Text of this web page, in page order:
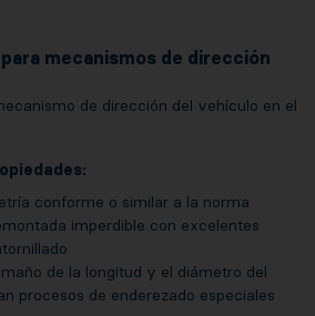
mecanismos de dirección
de dirección del vehículo en el
conforme o similar a la norma
imperdible con excelentes
de la longitud y el diámetro del
procesos de enderezado especiales